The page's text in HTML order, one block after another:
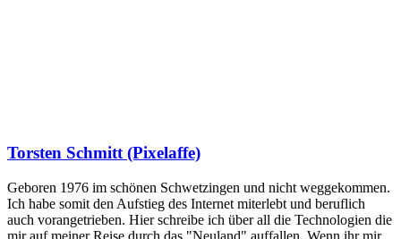
Torsten Schmitt (Pixelaffe)
Geboren 1976 im schönen Schwetzingen und nicht weggekommen.
Ich habe somit den Aufstieg des Internet miterlebt und beruflich
auch vorangetrieben. Hier schreibe ich über all die Technologien die
mir auf meiner Reise durch das "Neuland" auffallen. Wenn ihr mir